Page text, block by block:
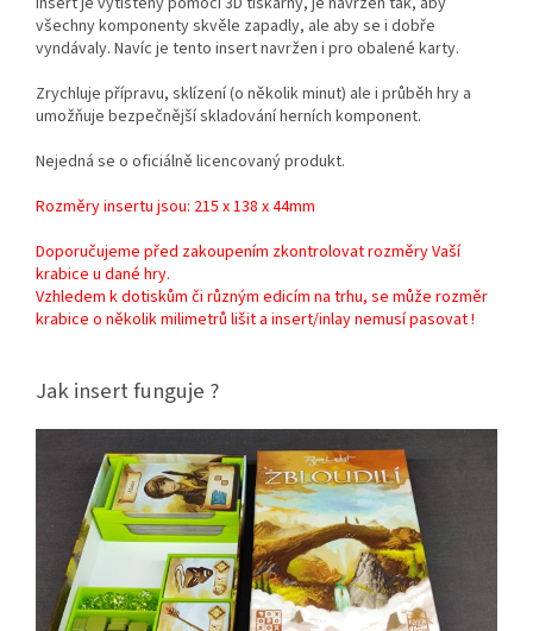
všechny komponenty skvěle zapadly, ale aby se i dobře
vyndávaly. Navíc je tento insert navržen i pro obalené karty.
Zrychluje přípravu, sklízení (o několik minut) ale i průběh hry a
umožňuje bezpečnější skladování herních komponent.
Nejedná se o oficiálně licencovaný produkt.
Rozměry insertu jsou: 215 x 138 x 44mm
Doporučujeme před zakoupením zkontrolovat rozměry Vaší
krabice u dané hry.
Vzhledem k dotiskům či různým edicím na trhu, se může rozměr
krabice o několik milimetrů lišit a insert/inlay nemusí pasovat !
Jak insert funguje ?